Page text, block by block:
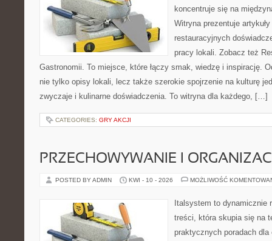
koncentruje się na
Witryna prezentuje
restauracyjnych
pracy lokali. Zobacz też
Gastronomii. To miejsce, które łączy smak, wiedzę i inspirację.
nie tylko opisy lokali, lecz także szerokie spojrzenie na kulturę
zwyczaje i kulinarne doświadczenia. To witryna dla każdego, […]
CATEGORIES: GRY AKCJI
PRZECHOWYWANIE I
POSTED BY ADMIN KWI - 10 - 2026 MOŻLIWOŚĆ
Italsystem to dynamicznie
treści, która skupia się na
praktycznych poradach